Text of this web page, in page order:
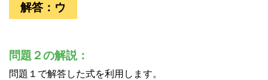
解答：ウ
問題２の解説：
問題１で解答した式を利用します。